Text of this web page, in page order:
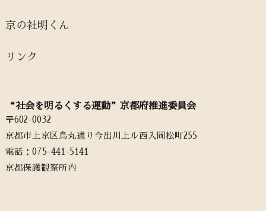
京の社明くん
リンク
“社会を明るくする運動”京都府推進委員会
〒602-0032
京都市上京区烏丸通り今出川上ル西入岡松町255
電話：‭075-441-5141‬
京都保護観察所内